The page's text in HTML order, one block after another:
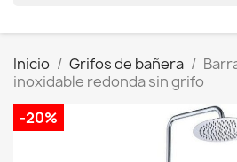
Inicio Grifos de bañera
inoxidable redonda sin grifo
-20%